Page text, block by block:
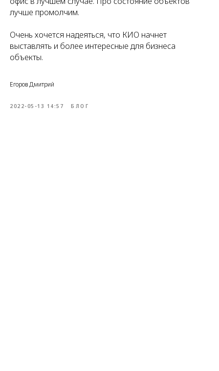
лучше промолчим.
Очень хочется надеяться, что КИО начнет
выставлять и более интересные для бизнеса
объекты.
Егоров Дмитрий
2022-05-13 14:57 БЛОГ